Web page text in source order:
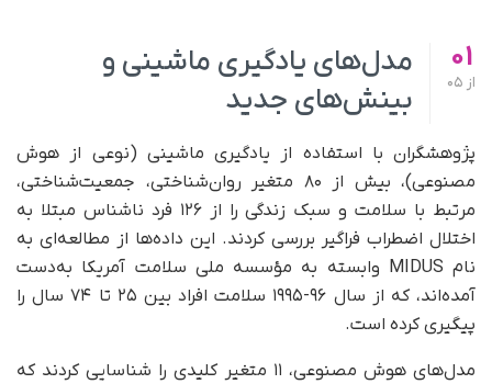
01
از
مدل‌های یادگیری ماشینی و
بینش‌های جدید
پژوهشگران با استفاده از یادگیری ماشینی (نوعی از هوش
مصنوعی)، بیش از ۸۰ متغیر روان‌شناختی، جمعیت‌شناختی،
مرتبط با سلامت و سبک زندگی را از ۱۲۶ فرد ناشناس مبتلا به
اختلال اضطراب فراگیر بررسی کردند. این داده‌ها از مطالعه‌ای به
نام MIDUS وابسته به مؤسسه ملی سلامت آمریکا به‌دست
آمده‌اند، که از سال ۹۶-۱۹۹۵ سلامت افراد بین ۲۵ تا ۷۴ سال را
پیگیری کرده است.
مدل‌های هوش مصنوعی، ۱۱ متغیر کلیدی را شناسایی کردند که